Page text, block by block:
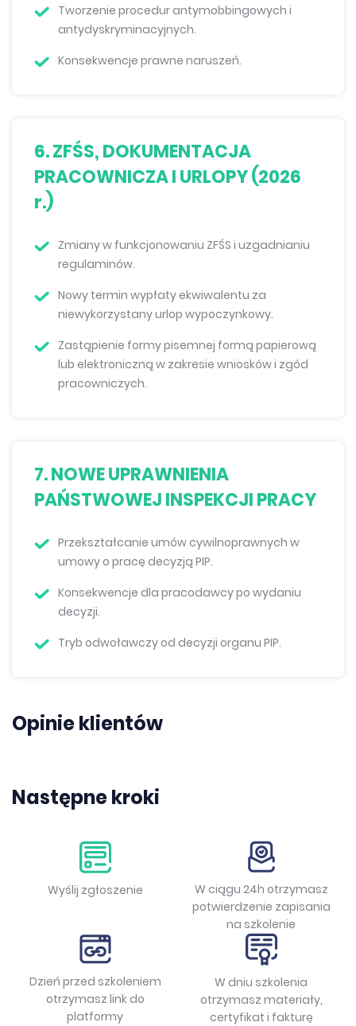
Tworzenie procedur antymobbingowych i
antydyskryminacyjnych.
Konsekwencje prawne naruszeń.
6. ZFŚS, DOKUMENTACJA
PRACOWNICZA I URLOPY (2026
r.)
Zmiany w funkcjonowaniu ZFŚS i uzgadnianiu
regulaminów.
Nowy termin wypłaty ekwiwalentu za
niewykorzystany urlop wypoczynkowy.
Zastąpienie formy pisemnej formą papierową
lub elektroniczną w zakresie wniosków i zgód
pracowniczych.
7. NOWE UPRAWNIENIA
PAŃSTWOWEJ INSPEKCJI PRACY
Przekształcanie umów cywilnoprawnych w
umowy o pracę decyzją PIP.
Konsekwencje dla pracodawcy po wydaniu
decyzji.
Tryb odwoławczy od decyzji organu PIP.
Opinie klientów
Następne kroki
Wyślij zgłoszenie
W ciągu 24h otrzymasz
potwierdzenie zapisania
na szkolenie
Dzień przed szkoleniem
otrzymasz link do
platformy
W dniu szkolenia
otrzymasz materiały,
certyfikat i fakturę